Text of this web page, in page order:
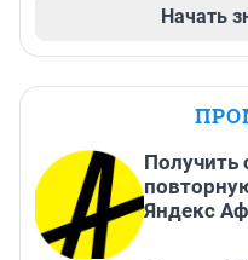
Начать
Получить
Яндекс